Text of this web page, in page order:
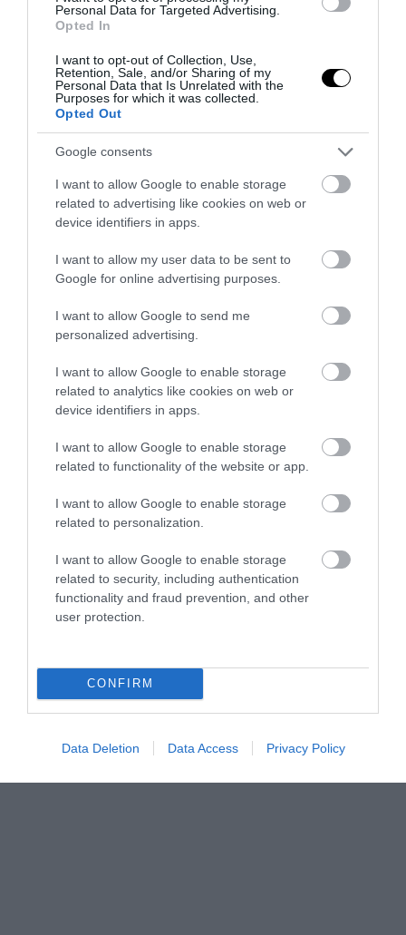
Personal Data for Targeted Advertising.
Opted In
I want to opt-out of Collection, Use,
Retention, Sale, and/or Sharing of my
Personal Data that Is Unrelated with the
Purposes for which it was collected.
Opted Out
Google consents
I want to allow Google to enable storage
related to advertising like cookies on web or
device identifiers in apps.
I want to allow my user data to be sent to
Google for online advertising purposes.
I want to allow Google to send me
personalized advertising.
I want to allow Google to enable storage
related to analytics like cookies on web or
device identifiers in apps.
I want to allow Google to enable storage
related to functionality of the website or app.
I want to allow Google to enable storage
related to personalization.
I want to allow Google to enable storage
related to security, including authentication
functionality and fraud prevention, and other
user protection.
CONFIRM
Data Deletion Data Access Privacy Policy